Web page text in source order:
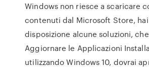
Windows non riesce a scaricare
contenuti dal Microsoft Store, hai
disposizione alcune soluzioni,
Aggiornare le Applicazioni
utilizzando Windows 10, dovrai